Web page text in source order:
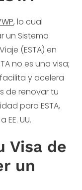
, lo cual
un Sistema
(ESTA) en
no es una visa;
y acelera
de renovar tu
para ESTA,
UU.
Visa de
un